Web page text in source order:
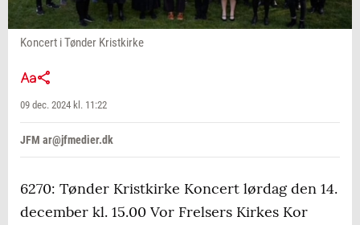
Koncert i Tønder Kristkirke
09 dec. 2024 kl. 11:22
JFM ar@jfmedier.dk
6270: Tønder Kristkirke Koncert lørdag den 14.
december kl. 15.00 Vor Frelsers Kirkes Kor